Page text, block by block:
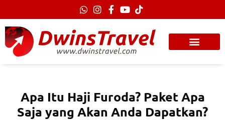
konten
Apa Itu Haji Furoda? Paket Apa
Saja yang Akan Anda Dapatkan?